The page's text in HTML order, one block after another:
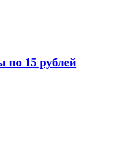
по 15 рублей